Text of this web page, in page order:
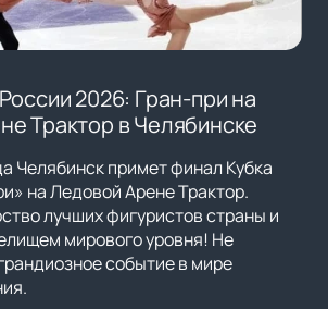
2026: Гран-при на
Трактор в Челябинске
Челябинск примет финал Кубка
на Ледовой Арене Трактор.
лучших фигуристов страны и
мирового уровня! Не
событие в мире